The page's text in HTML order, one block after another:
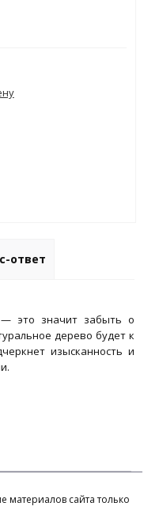
ответ
это значит забыть о
дерево будет к
изысканность и
сайта только